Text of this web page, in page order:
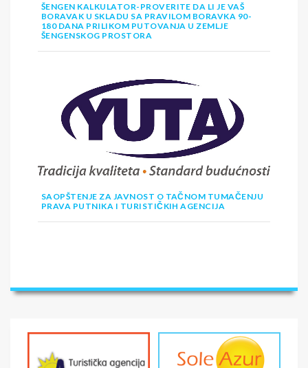
ŠENGEN KALKULATOR-PROVERITE DA LI JE VAŠ
BORAVAK U SKLADU SA PRAVILOM BORAVKA 90-
180 DANA PRILIKOM PUTOVANJA U ZEMLJE
ŠENGENSKOG PROSTORA
SAOPŠTENJE ZA JAVNOST O TAČNOM TUMAČENJU
PRAVA PUTNIKA I TURISTIČKIH AGENCIJA